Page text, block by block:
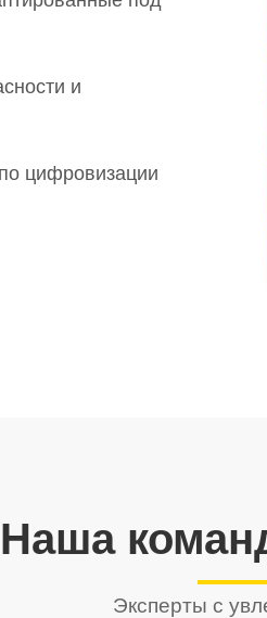
и
цифровизации
Наша
Эксперты с